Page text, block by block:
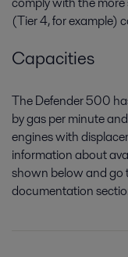
(Tier 4, for example)
Capacities
The Defender 500
by gas per minute
engines with
information about
shown below and
documentation